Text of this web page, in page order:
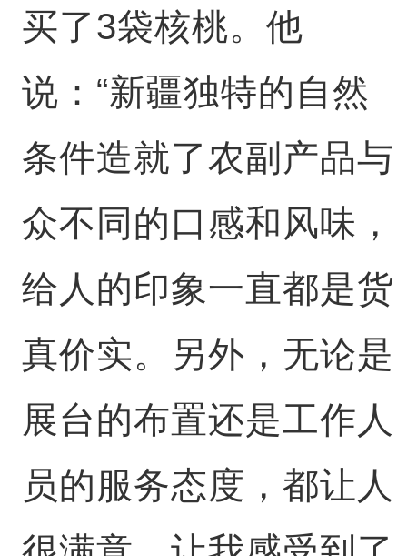
买了3袋核桃。他
说：“新疆独特的自然
条件造就了农副产品与
众不同的口感和风味，
给人的印象一直都是货
真价实。另外，无论是
展台的布置还是工作人
员的服务态度，都让人